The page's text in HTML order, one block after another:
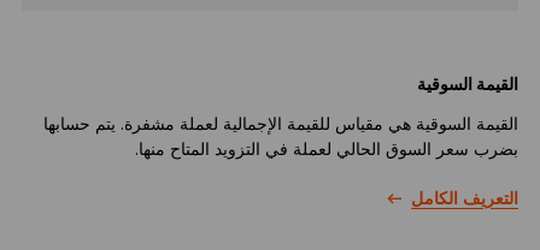
القيمة السوقية
القيمة السوقية هي مقياس للقيمة الإجمالية لعملة مشفرة. يتم حسابها
بضرب سعر السوق الحالي لعملة في التزويد المتاح منها.
التعريف الكامل